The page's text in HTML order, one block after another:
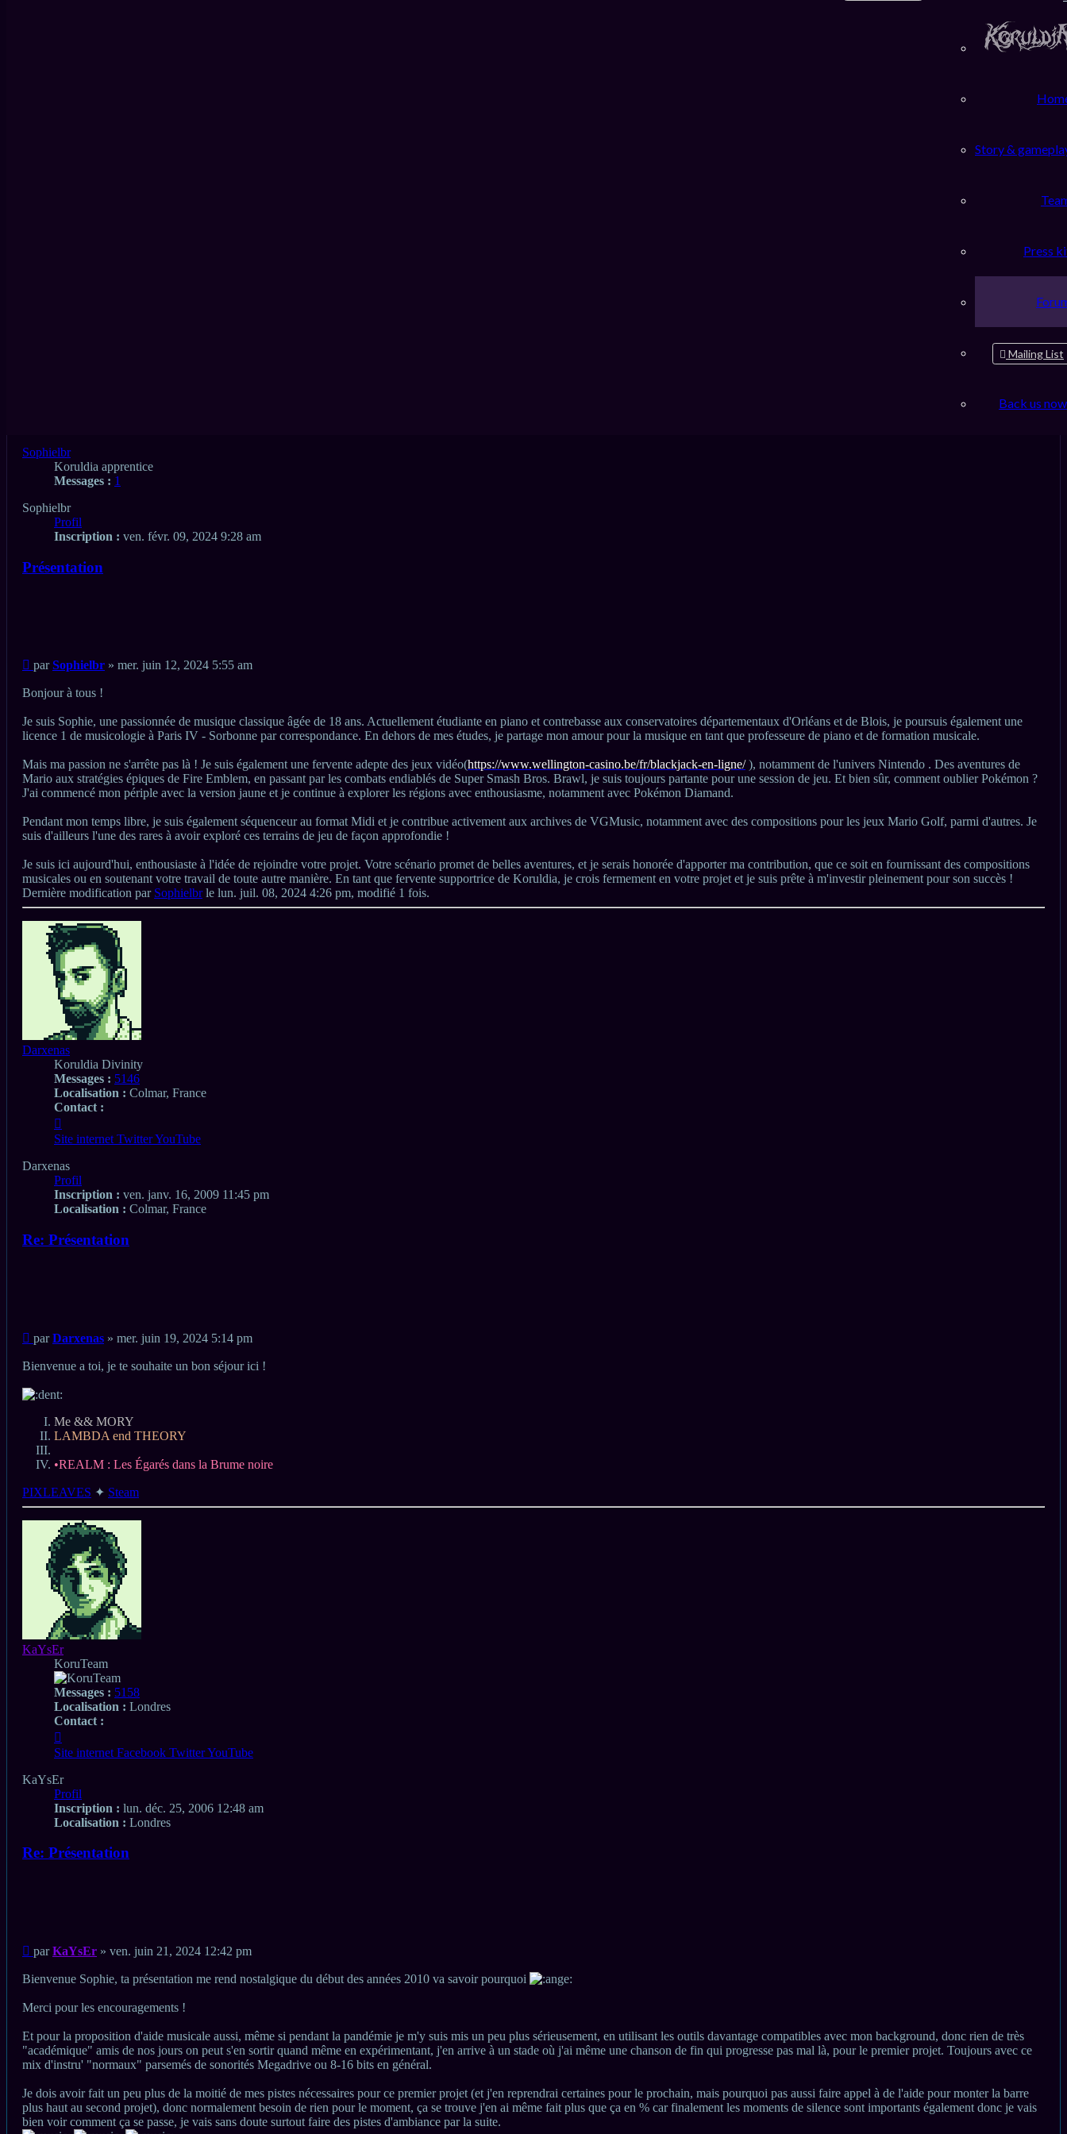
Story &
Press
Mailing List
Back us
Sophielbr
Koruldia apprentice
Messages : 1
Sophielbr
Profil
Inscription : ven. févr. 09, 2024 9:28 am
Présentation
Message
non
lu
parSophielbr » mer. juin 12, 2024 5:55 am
Bonjour à tous !
Je suis Sophie, une passionnée de musique classique âgée de 18 ans. Actuellement étudiante en piano et contrebasse aux conservatoires départementaux d'Orléans et de Blois, je poursuis également une
licence 1 de musicologie à Paris IV - Sorbonne par correspondance. En dehors de mes études, je partage mon amour pour la musique en tant que professeure de piano et de formation musicale.
Mais ma passion ne s'arrête pas là ! Je suis également une fervente adepte des jeux vidéo(https://www.wellington-casino.be/fr/blackjack-en-ligne/), notamment de l'univers Nintendo . Des aventures de
Mario aux stratégies épiques de Fire Emblem, en passant par les combats endiablés de Super Smash Bros. Brawl, je suis toujours partante pour une session de jeu. Et bien sûr, comment oublier Pokémon ?
J'ai commencé mon périple avec la version jaune et je continue à explorer les régions avec enthousiasme, notamment avec Pokémon Diamand.
Pendant mon temps libre, je suis également séquenceur au format Midi et je contribue activement aux archives de VGMusic, notamment avec des compositions pour les jeux Mario Golf, parmi d'autres. Je
suis d'ailleurs l'une des rares à avoir exploré ces terrains de jeu de façon approfondie !
Je suis ici aujourd'hui, enthousiaste à l'idée de rejoindre votre projet. Votre scénario promet de belles aventures, et je serais honorée d'apporter ma contribution, que ce soit en fournissant des compositions
musicales ou en soutenant votre travail de toute autre manière. En tant que fervente supportrice de Koruldia, je crois fermement en votre projet et je suis prête à m'investir pleinement pour son succès !
Dernière modification par Sophielbrle lun. juil. 08, 2024 4:26 pm, modifié 1 fois.
Haut
Darxenas
Koruldia Divinity
Messages : 5146
Localisation : Colmar, France
Contact :
Darxenas
Site internet TwitterYouTube
Darxenas
Profil
Inscription : ven. janv. 16, 2009 11:45 pm
Localisation : Colmar, France
Re: Présentation
Message
non
lu
parDarxenas » mer. juin 19, 2024 5:14 pm
Bienvenue a toi, je te souhaite un bon séjour ici !
Me && MORY
LAMBDA end THEORY
•REALM : Les Égarés dans la Brume noire
PIXLEAVES ✦ Steam
Haut
KaYsEr
KoruTeam
Messages : 5158
Localisation : Londres
Contact :
KaYsEr
Site internet Facebook TwitterYouTube
KaYsEr
Profil
Inscription : lun. déc. 25, 2006 12:48 am
Localisation : Londres
Re: Présentation
Message
non
lu
parKaYsEr » ven. juin 21, 2024 12:42 pm
Bienvenue Sophie, ta présentation me rend nostalgique du début des années 2010 va savoir pourquoi
Merci pour les encouragements !
Et pour la proposition d'aide musicale aussi, même si pendant la pandémie je m'y suis mis un peu plus sérieusement, en utilisant les outils davantage compatibles avec mon background, donc rien de très
"académique" amis de nos jours on peut s'en sortir quand même en expérimentant, j'en arrive à un stade où j'ai même une chanson de fin qui progresse pas mal là, pour le premier projet. Toujours avec ce
mix d'instru' "normaux" parsemés de sonorités Megadrive ou 8-16 bits en général.
Je dois avoir fait un peu plus de la moitié de mes pistes nécessaires pour ce premier projet (et j'en reprendrai certaines pour le prochain, mais pourquoi pas aussi faire appel à de l'aide pour monter la barre
plus haut au second projet), donc normalement besoin de rien pour le moment, ça se trouve j'en ai même fait plus que ça en % car finalement les moments de silence sont importants également donc je vais
bien voir comment ça se passe, je vais sans doute surtout faire des pistes d'ambiance par la suite.